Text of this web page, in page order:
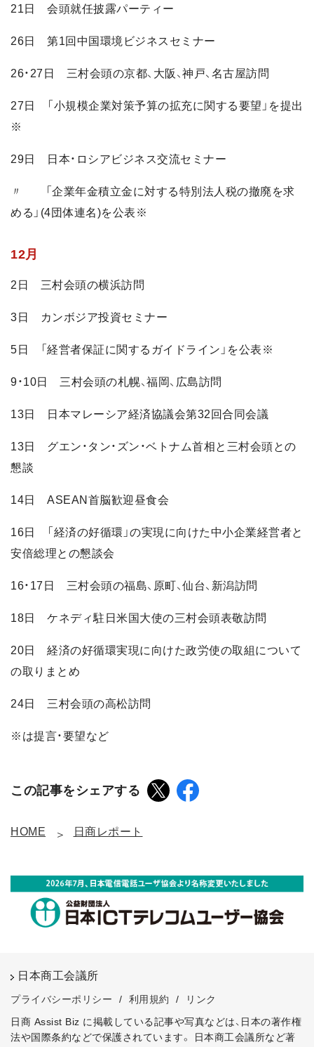
21日 会頭就任披露パーティー
26日 第1回中国環境ビジネスセミナー
26・27日 三村会頭の京都、大阪、神戸、名古屋訪問
27日 「小規模企業対策予算の拡充に関する要望」を提出
※
29日 日本・ロシアビジネス交流セミナー
〃 「企業年金積立金に対する特別法人税の撤廃を求
める」(4団体連名)を公表※
12月
2日 三村会頭の横浜訪問
3日 カンボジア投資セミナー
5日 「経営者保証に関するガイドライン」を公表※
9・10日 三村会頭の札幌、福岡、広島訪問
13日 日本マレーシア経済協議会第32回合同会議
13日 グエン・タン・ズン・ベトナム首相と三村会頭との
懇談
14日 ASEAN首脳歓迎昼食会
16日 「経済の好循環」の実現に向けた中小企業経営者と
安倍総理との懇談会
16・17日 三村会頭の福島、原町、仙台、新潟訪問
18日 ケネディ駐日米国大使の三村会頭表敬訪問
20日 経済の好循環実現に向けた政労使の取組について
の取りまとめ
24日 三村会頭の高松訪問
※は提言・要望など
この記事をシェアする
HOME 日商レポート
日本商工会議所
プライバシーポリシー / 利用規約 /
リンク
日商 Assist Biz に掲載している記事や写真などは、日本の著作権
法や国際条約などで保護されています。
日本商工会議所など著